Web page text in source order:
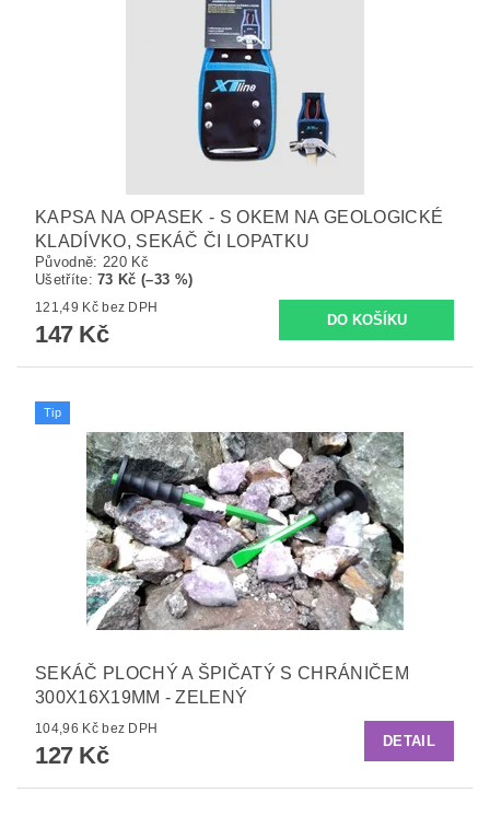
KAPSA NA OPASEK - S OKEM NA GEOLOGICKÉ
KLADÍVKO, SEKÁČ ČI LOPATKU
Původně: 220 Kč
Ušetříte:73 Kč (–33 %)
121,49 Kč bez DPH
147 Kč
Tip
SEKÁČ PLOCHÝ A ŠPIČATÝ S CHRÁNIČEM
300X16X19MM - ZELENÝ
104,96 Kč bez DPH
127 Kč
DETAIL